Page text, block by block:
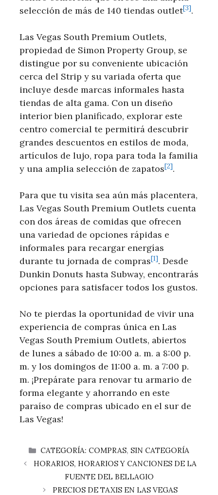
selección de⁤ más de⁢ 140 tiendas outlet[3].
Las Vegas South Premium Outlets,
propiedad de Simon Property Group, se
distingue por su conveniente ubicación‌
cerca del Strip y su variada oferta que‍
incluye desde marcas⁢ informales hasta
tiendas de alta gama.⁤ Con un diseño
interior bien planificado, explorar este
centro comercial te permitirá descubrir
grandes descuentos en estilos de moda,
artículos de lujo, ropa para toda la familia
y una amplia selección ⁤de zapatos[2].
Para que tu visita sea aún más placentera,
Las Vegas South Premium Outlets cuenta
con dos áreas de comidas que ofrecen
una ​variedad de opciones rápidas e‍
informales para recargar energías
durante tu jornada de compras[1]. Desde
Dunkin Donuts hasta Subway, encontrarás
opciones para satisfacer todos⁢ los gustos.
No‍ te pierdas la oportunidad de ⁤vivir ​una
‌experiencia de compras única en Las
Vegas South Premium Outlets, abiertos
de lunes a sábado de 10:00 a. m. a 8:00 p.
m. y los domingos de ‌11:00 ⁢a. ‍m. a 7:00 p. ​
m. ​¡Prepárate para⁣ renovar tu armario de​
forma ⁢elegante y ⁢ahorrando​ en este
paraíso de compras ubicado en el sur de
Las Vegas!
CATEGORÍAS
CATEGORÍA: COMPRAS, SIN CATEGORÍA
HORARIOS, HORARIOS Y CANCIONES DE LA
FUENTE DEL BELLAGIO
PRECIOS DE TAXIS EN LAS VEGAS